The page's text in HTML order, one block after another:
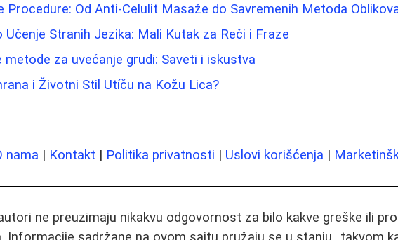
Procedure: Od Anti-Celulit Masaže do Savremenih Metoda
Učenje Stranih Jezika: Mali Kutak za Reči i Fraze
metode za uvećanje grudi: Saveti i iskustva
i Životni Stil Utíču na Kožu Lica?
nama | Kontakt | Politika privatnosti | Uslovi korišćenja |
ne preuzimaju nikakvu odgovornost za bilo kakve greške ili